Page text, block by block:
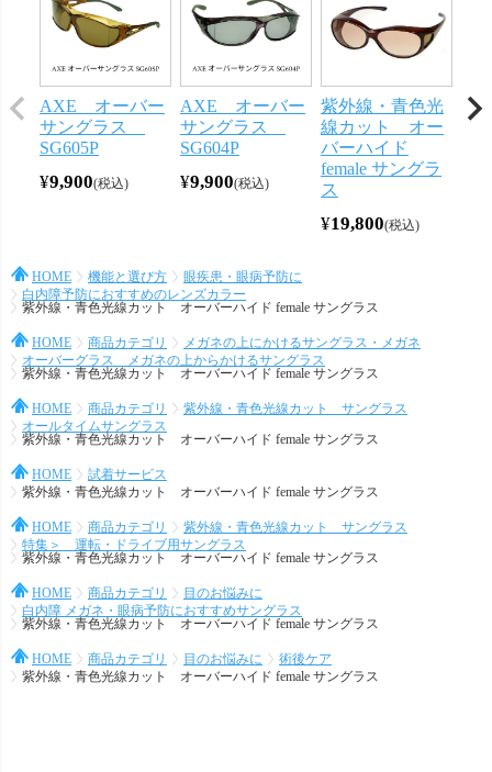
AXE オーバー
サングラス
SG605P
¥9,900 税込
AXE オーバー
サングラス
SG604P
¥9,900 税込
紫外線・青色光
線カット オー
バーハイド
female サングラ
ス
¥19,800 税込
HOME 機能と選び方
眼疾患・眼病予防に
白内障予防におすすめのレンズカラー
紫外線・青色光線カット オーバーハイド female サングラス
HOME 商品カテゴリ
メガネの上にかけるサングラス・メガネ
オーバーグラス メガネの上からかけるサングラス
紫外線・青色光線カット オーバーハイド female サングラス
HOME 商品カテゴリ
紫外線・青色光線カット サングラス
オールタイムサングラス
紫外線・青色光線カット オーバーハイド female サングラス
HOME
試着サービス
紫外線・青色光線カット オーバーハイド female サングラス
HOME 商品カテゴリ
紫外線・青色光線カット サングラス
特集＞ 運転・ドライブ用サングラス
紫外線・青色光線カット オーバーハイド female サングラス
HOME 商品カテゴリ
目のお悩みに
白内障 メガネ・眼病予防におすすめサングラス
紫外線・青色光線カット オーバーハイド female サングラス
HOME 商品カテゴリ 目のお悩みに
術後ケア
紫外線・青色光線カット オーバーハイド female サングラス